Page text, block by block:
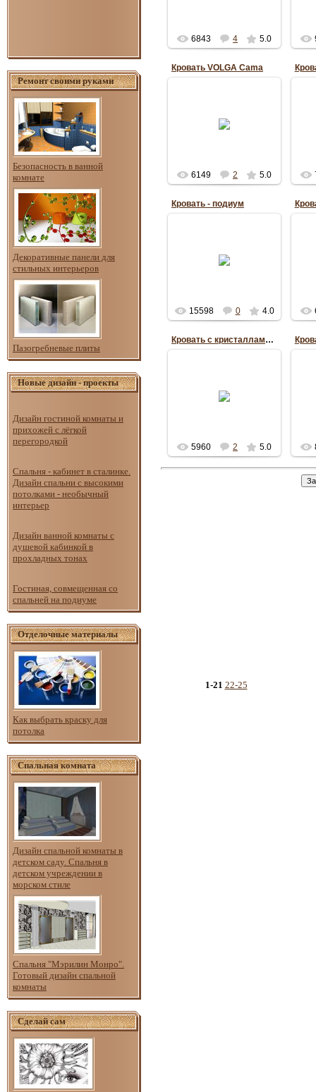
Ремонт своими руками
Безопасность в ванной
комнате
Декоративные панели для
стильных интерьеров
Пазогребневые плиты
Новые дизайн - проекты
Дизайн гостиной комнаты и
прихожей с лёгкой
перегородкой
Спальня - кабинет в сталинке.
Дизайн спальни с высокими
потолками - необычный
интерьер
Дизайн ванной комнаты с
душевой кабинкой в
прохладных тонах
Гостиная, совмещенная со
спальней на подиуме
Отделочные материалы
Как выбрать краску для
потолка
Спальная комната
Дизайн спальной комнаты в
детском саду. Спальня в
детском учреждении в
морском стиле
Спальня "Мэрилин Монро".
Готовый дизайн спальной
комнаты
Сделай сам
6843 4 5.0
Кровать VOLGA Cama
Фабрика Solomando
6149 2 5.0
Кровать - подиум
15598 0 4.0
Кровать с кристаллами Swarovski - фото 2
5960 2 5.0
1-21 22-25